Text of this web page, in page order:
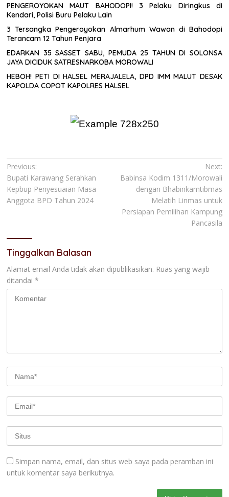
PENGEROYOKAN MAUT BAHODOPI! 3 Pelaku Diringkus di
Kendari, Polisi Buru Pelaku Lain
3 Tersangka Pengeroyokan Almarhum Wawan di Bahodopi
Terancam 12 Tahun Penjara
EDARKAN 35 SASSET SABU, PEMUDA 25 TAHUN DI SOLONSA
JAYA DICIDUK SATRESNARKOBA MOROWALI
HEBOH! PETI DI HALSEL MERAJALELA, DPD IMM MALUT DESAK
KAPOLDA COPOT KAPOLRES HALSEL
Navigasi
pos
Previous:
Bupati Karawang Serahkan
Kepbup Penyesuaian Masa
Anggota BPD Tahun 2024
Next:
Babinsa Kodim 1311/Morowali
dengan Bhabinkamtibmas
Melatih Linmas untuk
Persiapan Pemilihan Kampung
Pancasila
Tinggalkan Balasan
Alamat email Anda tidak akan dipublikasikan. Ruas yang wajib
ditandai *
Simpan nama, email, dan situs web saya pada peramban ini
untuk komentar saya berikutnya.